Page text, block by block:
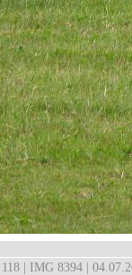
118 | IMG 8394 |